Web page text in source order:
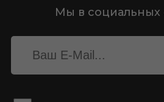
Мы в социальных